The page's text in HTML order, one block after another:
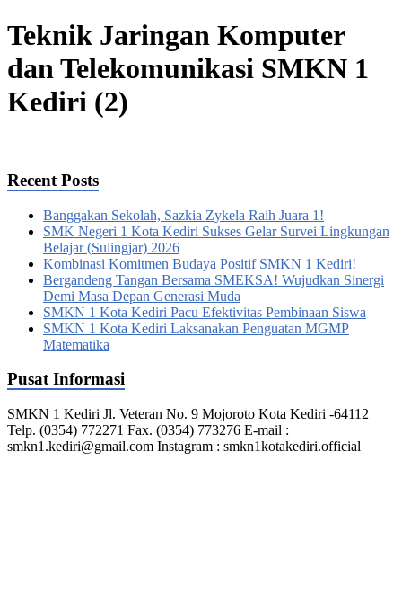
Teknik Jaringan Komputer
dan Telekomunikasi SMKN 1
Kediri (2)
Recent Posts
Banggakan Sekolah, Sazkia Zykela Raih Juara 1!
SMK Negeri 1 Kota Kediri Sukses Gelar Survei Lingkungan
Belajar (Sulingjar) 2026
Kombinasi Komitmen Budaya Positif SMKN 1 Kediri!
Bergandeng Tangan Bersama SMEKSA! Wujudkan Sinergi
Demi Masa Depan Generasi Muda
SMKN 1 Kota Kediri Pacu Efektivitas Pembinaan Siswa
SMKN 1 Kota Kediri Laksanakan Penguatan MGMP
Matematika
Pusat Informasi
SMKN 1 Kediri Jl. Veteran No. 9 Mojoroto Kota Kediri -64112
Telp. (0354) 772271 Fax. (0354) 773276 E-mail :
smkn1.kediri@gmail.com Instagram : smkn1kotakediri.official